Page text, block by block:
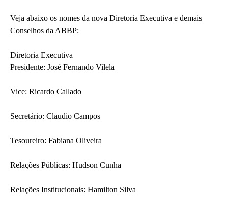
Veja abaixo os nomes da nova Diretoria Executiva e demais
Conselhos da ABBP:
Diretoria Executiva
Presidente: José Fernando Vilela
Vice: Ricardo Callado
Secretário: Claudio Campos
Tesoureiro: Fabiana Oliveira
Relações Públicas: Hudson Cunha
Relações Institucionais: Hamilton Silva